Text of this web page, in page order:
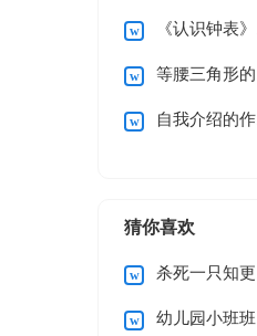
《认识钟表》一年级数学教学反思
等腰三角形的性质说课稿
自我介绍的作文(合集15篇)
猜你喜欢
杀死一只知更鸟读后感
幼儿园小班班级工作计划